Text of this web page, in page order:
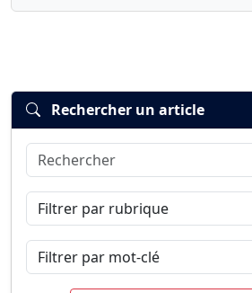
Connexion
Rechercher un article
Rechercher
Filtrer par rubrique
Filtrer par mot-clé